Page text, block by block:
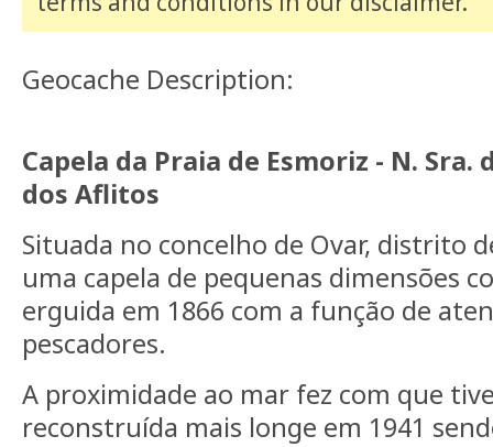
Geocache Description:
Capela da Praia de Esmoriz - N. Sra.
dos Aflitos
Situada no concelho de Ovar, distrito
uma capela de pequenas dimensões
erguida em 1866 com a função de
pescadores.
A proximidade ao mar fez com que
reconstruída mais longe em 1941